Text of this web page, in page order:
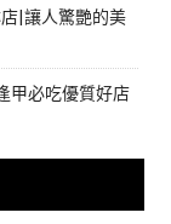
|讓人驚艷的美
甲必吃優質好店